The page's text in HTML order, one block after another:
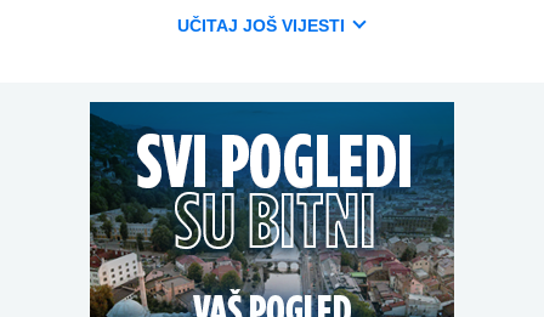
UČITAJ JOŠ VIJESTI